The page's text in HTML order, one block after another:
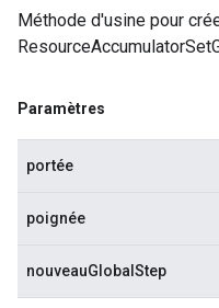
Méthode d'usine pour
Paramètres
portée
poignée
nouveauGlobalStep